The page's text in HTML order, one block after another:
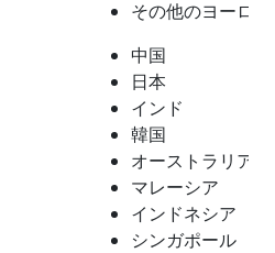
その他のヨーロ
中国
日本
インド
韓国
オーストラリア
マレーシア
インドネシア
シンガポール